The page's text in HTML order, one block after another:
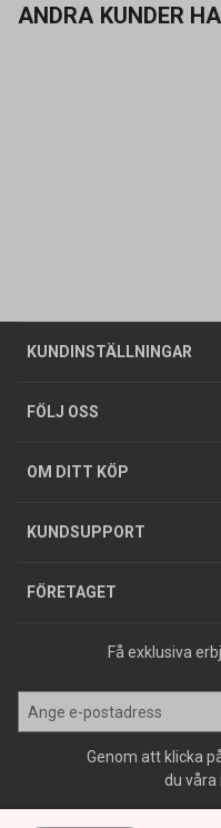
ANDRA KUNDER
KUNDINSTÄLLNINGAR
Företagskund / Privatkund
FÖLJ OSS
OM DITT KÖP
Allmänna
Integritetspolicy
GDPR
KUNDSUPPORT
Butiker
Foldrar och kataloger
Köpguider
Varumärken
FÖRETAGET
Om oss
Tjänster
Hållbarhet
Jobba hos oss
Press
Få exklusiva
Genom att klicka
du våra